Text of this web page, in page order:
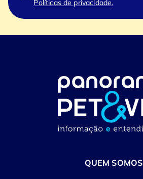
Políticas de privacidade.
QUEM SOMOS